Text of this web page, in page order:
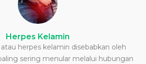
Herpes Kelamin
herpes kelamin disebabkan oleh
sering menular melalui hubungan